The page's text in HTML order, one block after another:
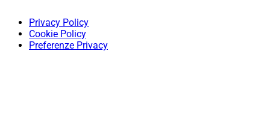
Privacy Policy
Cookie Policy
Preferenze Privacy